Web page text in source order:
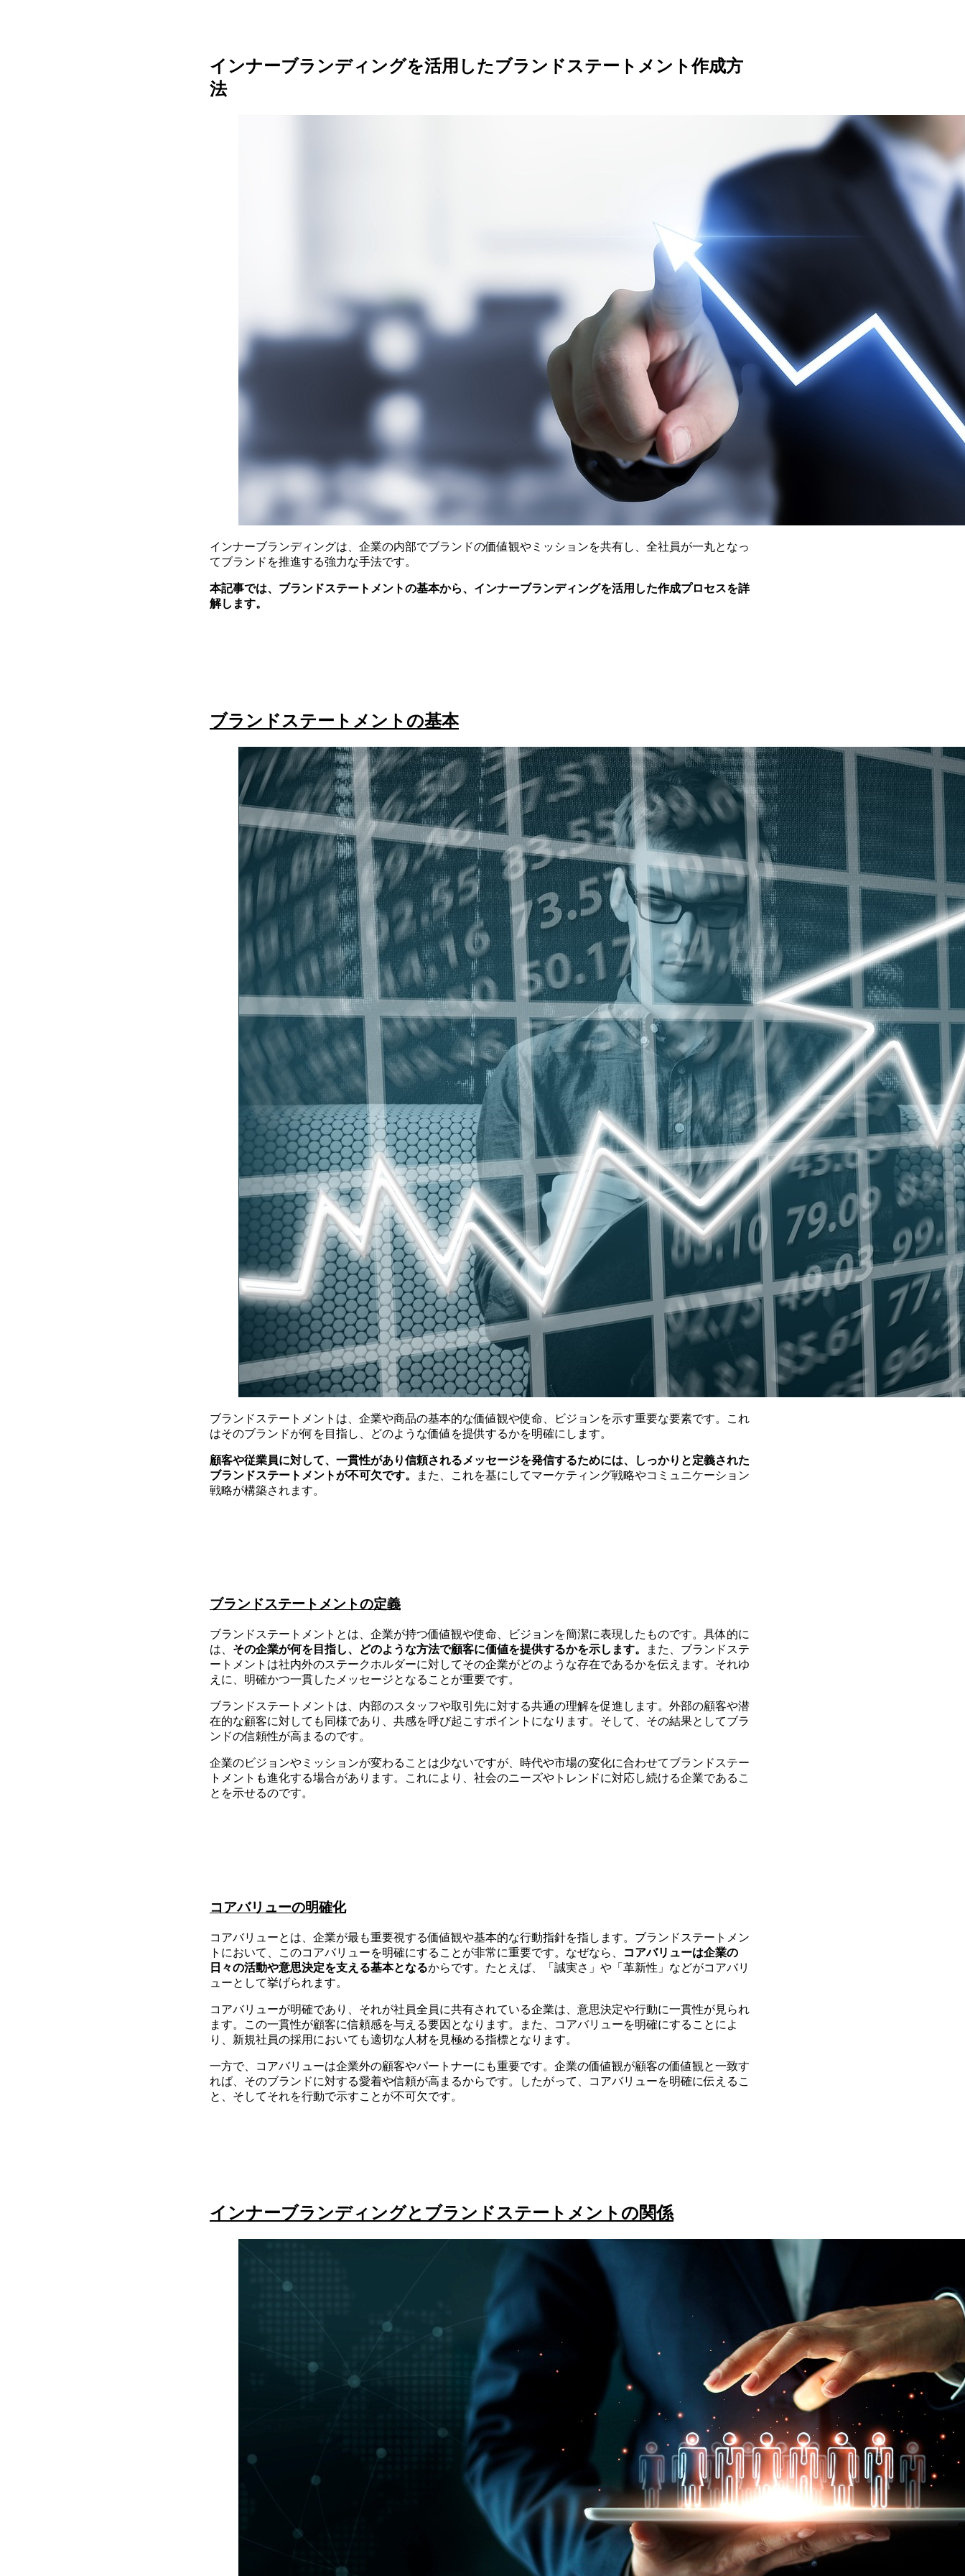
インナーブランディングを活用したブランドステートメント作成方
法
インナーブランディングは、企業の内部でブランドの価値観やミッションを共有し、全社員が一丸となっ
てブランドを推進する強力な手法です。
本記事では、ブランドステートメントの基本から、インナーブランディングを活用した作成プロセスを詳
解します。
ブランドステートメントの基本
ブランドステートメントは、企業や商品の基本的な価値観や使命、ビジョンを示す重要な要素です。これ
はそのブランドが何を目指し、どのような価値を提供するかを明確にします。
顧客や従業員に対して、一貫性があり信頼されるメッセージを発信するためには、しっかりと定義された
ブランドステートメントが不可欠です。
また、これを基にしてマーケティング戦略やコミュニケーション
戦略が構築されます。
ブランドステートメントの定義
ブランドステートメントとは、企業が持つ価値観や使命、ビジョンを簡潔に表現したものです。具体的に
は、 その企業が何を目指し、どのような方法で顧客に価値を提供するかを示します。
また、ブランドステ
ートメントは社内外のステークホルダーに対してその企業がどのような存在であるかを伝えます。それゆ
えに、明確かつ一貫したメッセージとなることが重要です。
ブランドステートメントは、内部のスタッフや取引先に対する共通の理解を促進します。外部の顧客や潜
在的な顧客に対しても同様であり、共感を呼び起こすポイントになります。そして、その結果としてブラ
ンドの信頼性が高まるのです。
企業のビジョンやミッションが変わることは少ないですが、時代や市場の変化に合わせてブランドステー
トメントも進化する場合があります。これにより、社会のニーズやトレンドに対応し続ける企業であるこ
とを示せるのです。
コアバリューの明確化
コアバリューとは、企業が最も重要視する価値観や基本的な行動指針を指します。ブランドステートメン
トにおいて、このコアバリューを明確にすることが非常に重要です。なぜなら、
コアバリューは企業の
日々の活動や意思決定を支える基本となるからです。たとえば、「誠実さ」や「革新性」などがコアバリ
ューとして挙げられます。
コアバリューが明確であり、それが社員全員に共有されている企業は、意思決定や行動に一貫性が見られ
ます。この一貫性が顧客に信頼感を与える要因となります。また、コアバリューを明確にすることによ
り、新規社員の採用においても適切な人材を見極める指標となります。
一方で、コアバリューは企業外の顧客やパートナーにも重要です。企業の価値観が顧客の価値観と一致す
れば、そのブランドに対する愛着や信頼が高まるからです。したがって、コアバリューを明確に伝えるこ
と、そしてそれを行動で示すことが不可欠です。
インナーブランディングとブランドステートメントの関係